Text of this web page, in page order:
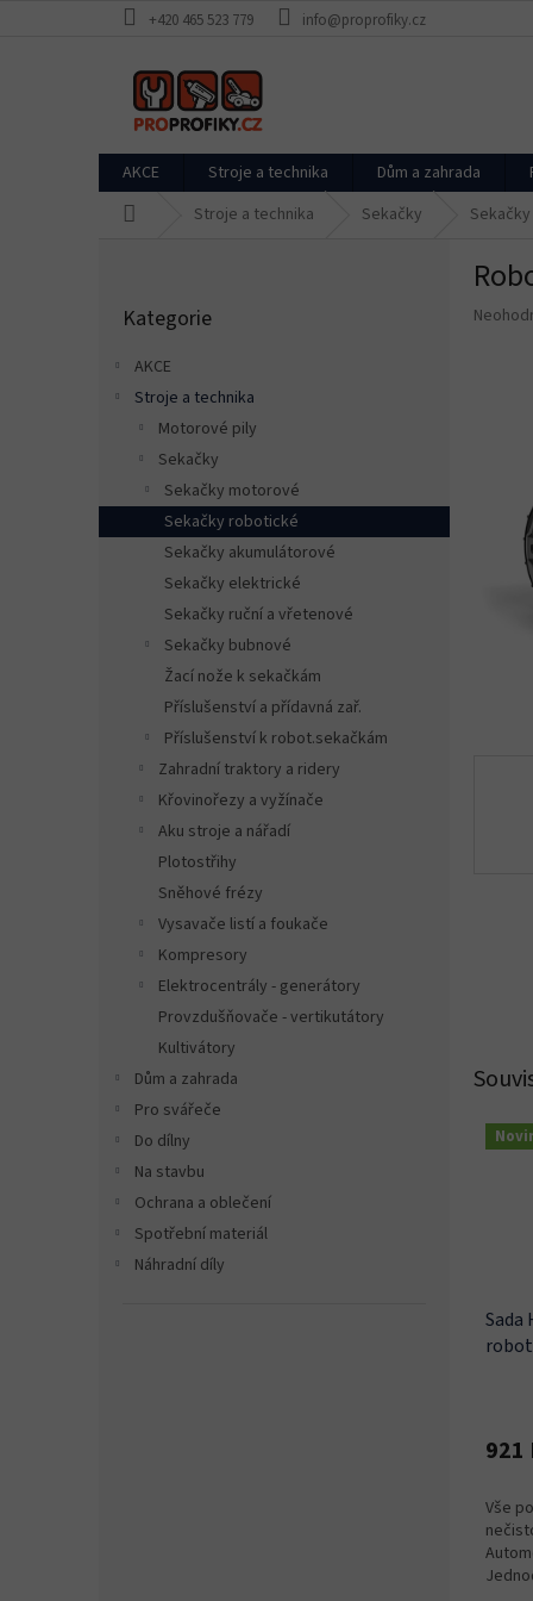
+420 465 523 779 info@proprofiky.cz
AKCE Stroje a technika Dům a zahrada
Stroje a technika Sekačky
a
n
kategorie
Kategorie
AKCE
Stroje a technika
Motorové pily
Sekačky
Sekačky motorové
Sekačky robotické
Sekačky akumulátorové
Sekačky elektrické
Sekačky ruční a vřetenové
Sekačky bubnové
Žací nože k sekačkám
Příslušenství a přídavná zař.
Příslušenství k robot.sekačkám
Zahradní traktory a ridery
Křovinořezy a vyžínače
Aku stroje a nářadí
Plotostřihy
Sněhové frézy
Vysavače listí a foukače
Kompresory
Elektrocentrály - generátory
Provzdušňovače - vertikutátory
Kultivátory
Dům a zahrada
Pro svářeče
Do dílny
Na stavbu
Ochrana a oblečení
Spotřební materiál
Náhradní díly
Sada
921
Vše